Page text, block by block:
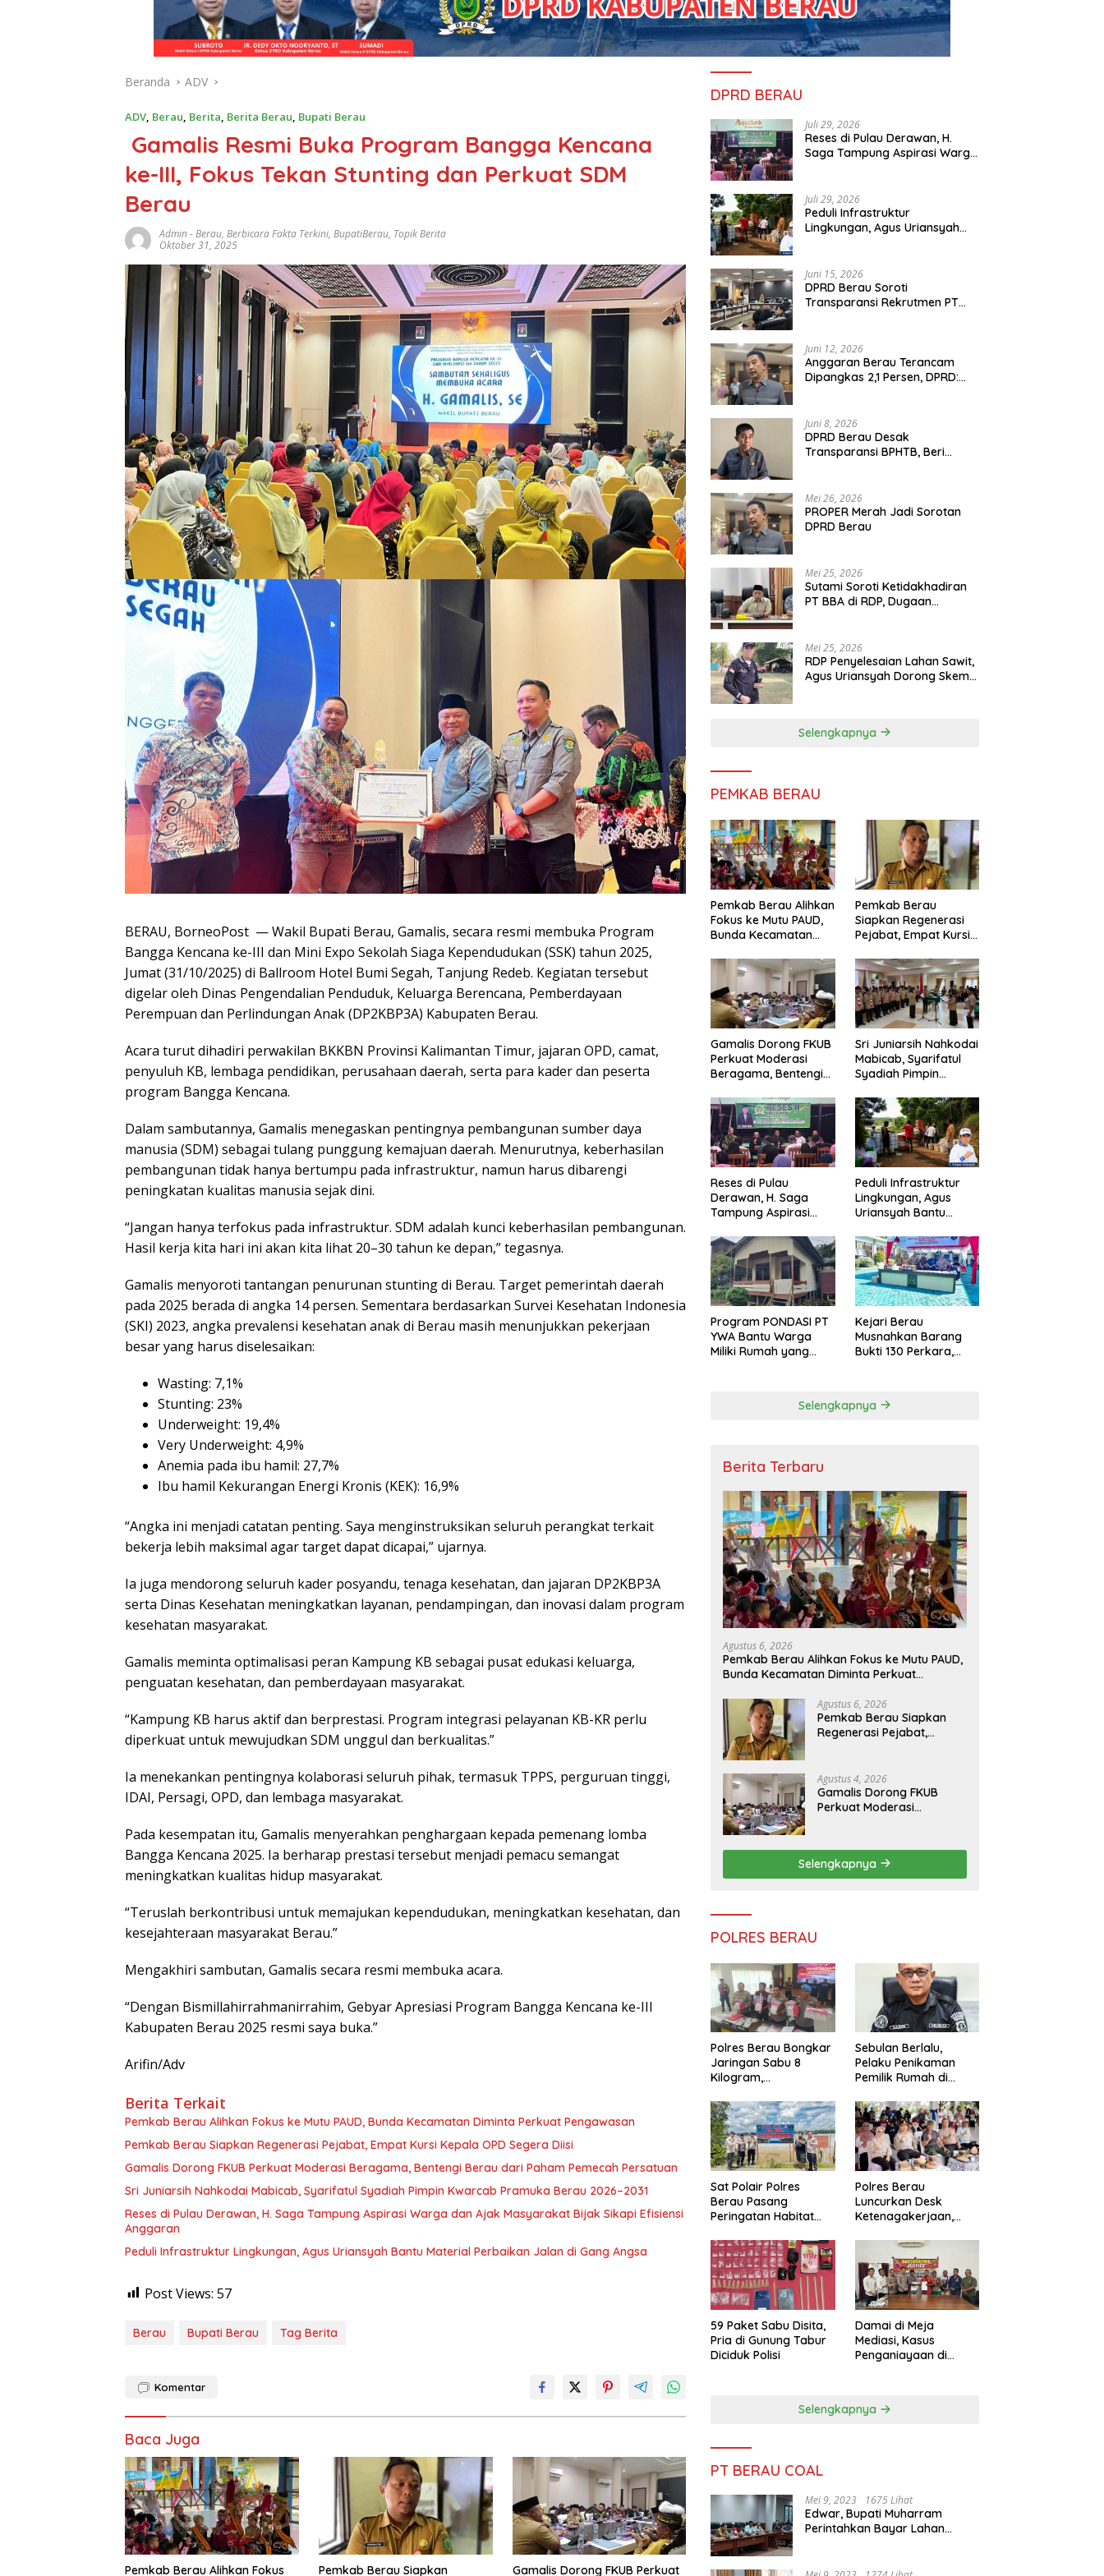
Beranda ADV
ADV, Berau, Berita, Berita Berau, Bupati Berau
Gamalis Resmi Buka Program Bangga Kencana
ke-III, Fokus Tekan Stunting dan Perkuat SDM
Berau
Admin-Berau, Berbicara Fakta Terkini, BupatiBerau, Topik Berita
Oktober 31, 2025
BERAU, BorneoPost — Wakil Bupati Berau, Gamalis, secara resmi membuka Program
Bangga Kencana ke-III dan Mini Expo Sekolah Siaga Kependudukan (SSK) tahun 2025,
Jumat (31/10/2025) di Ballroom Hotel Bumi Segah, Tanjung Redeb. Kegiatan tersebut
digelar oleh Dinas Pengendalian Penduduk, Keluarga Berencana, Pemberdayaan
Perempuan dan Perlindungan Anak (DP2KBP3A) Kabupaten Berau.
Acara turut dihadiri perwakilan BKKBN Provinsi Kalimantan Timur, jajaran OPD, camat,
penyuluh KB, lembaga pendidikan, perusahaan daerah, serta para kader dan peserta
program Bangga Kencana.
Dalam sambutannya, Gamalis menegaskan pentingnya pembangunan sumber daya
manusia (SDM) sebagai tulang punggung kemajuan daerah. Menurutnya, keberhasilan
pembangunan tidak hanya bertumpu pada infrastruktur, namun harus dibarengi
peningkatan kualitas manusia sejak dini.
“Jangan hanya terfokus pada infrastruktur. SDM adalah kunci keberhasilan pembangunan.
Hasil kerja kita hari ini akan kita lihat 20–30 tahun ke depan,” tegasnya.
Gamalis menyoroti tantangan penurunan stunting di Berau. Target pemerintah daerah
pada 2025 berada di angka 14 persen. Sementara berdasarkan Survei Kesehatan Indonesia
(SKI) 2023, angka prevalensi kesehatan anak di Berau masih menunjukkan pekerjaan
besar yang harus diselesaikan:
Wasting: 7,1%
Stunting: 23%
Underweight: 19,4%
Very Underweight: 4,9%
Anemia pada ibu hamil: 27,7%
Ibu hamil Kekurangan Energi Kronis (KEK): 16,9%
“Angka ini menjadi catatan penting. Saya menginstruksikan seluruh perangkat terkait
bekerja lebih maksimal agar target dapat dicapai,” ujarnya.
Ia juga mendorong seluruh kader posyandu, tenaga kesehatan, dan jajaran DP2KBP3A
serta Dinas Kesehatan meningkatkan layanan, pendampingan, dan inovasi dalam program
kesehatan masyarakat.
Gamalis meminta optimalisasi peran Kampung KB sebagai pusat edukasi keluarga,
penguatan kesehatan, dan pemberdayaan masyarakat.
“Kampung KB harus aktif dan berprestasi. Program integrasi pelayanan KB-KR perlu
diperkuat untuk mewujudkan SDM unggul dan berkualitas.”
Ia menekankan pentingnya kolaborasi seluruh pihak, termasuk TPPS, perguruan tinggi,
IDAI, Persagi, OPD, dan lembaga masyarakat.
Pada kesempatan itu, Gamalis menyerahkan penghargaan kepada pemenang lomba
Bangga Kencana 2025. Ia berharap prestasi tersebut menjadi pemacu semangat
meningkatkan kualitas hidup masyarakat.
“Teruslah berkontribusi untuk memajukan kependudukan, meningkatkan kesehatan, dan
kesejahteraan masyarakat Berau.”
Mengakhiri sambutan, Gamalis secara resmi membuka acara.
“Dengan Bismillahirrahmanirrahim, Gebyar Apresiasi Program Bangga Kencana ke-III
Kabupaten Berau 2025 resmi saya buka.”
Arifin/Adv
Berita Terkait
Pemkab Berau Alihkan Fokus ke Mutu PAUD, Bunda Kecamatan Diminta Perkuat Pengawasan
Pemkab Berau Siapkan Regenerasi Pejabat, Empat Kursi Kepala OPD Segera Diisi
Gamalis Dorong FKUB Perkuat Moderasi Beragama, Bentengi Berau dari Paham Pemecah Persatuan
Sri Juniarsih Nahkodai Mabicab, Syarifatul Syadiah Pimpin Kwarcab Pramuka Berau 2026–2031
Reses di Pulau Derawan, H. Saga Tampung Aspirasi Warga dan Ajak Masyarakat Bijak Sikapi Efisiensi
Anggaran
Peduli Infrastruktur Lingkungan, Agus Uriansyah Bantu Material Perbaikan Jalan di Gang Angsa
Post Views: 57
Berau Bupati Berau Tag Berita
Komentar
Baca Juga
Pemkab Berau Alihkan Fokus Pemkab Berau Siapkan Gamalis Dorong FKUB Perkuat
DPRD BERAU
Juli 29, 2026
Reses di Pulau Derawan, H.
Saga Tampung Aspirasi Warga
Juli 29, 2026
Peduli Infrastruktur
Lingkungan, Agus Uriansyah
Juni 15, 2026
DPRD Berau Soroti
Transparansi Rekrutmen PT
Juni 12, 2026
Anggaran Berau Terancam
Dipangkas 2,1 Persen, DPRD:
Juni 8, 2026
DPRD Berau Desak
Transparansi BPHTB, Beri
Mei 26, 2026
PROPER Merah Jadi Sorotan
DPRD Berau
Mei 25, 2026
Sutami Soroti Ketidakhadiran
PT BBA di RDP, Dugaan
Mei 25, 2026
RDP Penyelesaian Lahan Sawit,
Agus Uriansyah Dorong Skema
Selengkapnya
PEMKAB BERAU
Pemkab Berau Alihkan
Fokus ke Mutu PAUD,
Bunda Kecamatan
Pengawasan
Pemkab Berau
Siapkan Regenerasi
Pejabat, Empat Kursi
Diisi
Gamalis Dorong FKUB
Perkuat Moderasi
Beragama, Bentengi
Pemecah Persatuan
Sri Juniarsih Nahkodai
Mabicab, Syarifatul
Syadiah Pimpin
Berau 2026–2031
Reses di Pulau
Derawan, H. Saga
Tampung Aspirasi
Masyarakat Bijak
Sikapi Efisiensi
Anggaran
Peduli Infrastruktur
Lingkungan, Agus
Uriansyah Bantu
Jalan di Gang Angsa
Program PONDASI PT
YWA Bantu Warga
Miliki Rumah yang
Kejari Berau
Musnahkan Barang
Bukti 130 Perkara,
Selengkapnya
Berita Terbaru
Agustus 6, 2026
Pemkab Berau Alihkan Fokus ke Mutu PAUD,
Bunda Kecamatan Diminta Perkuat
Agustus 6, 2026
Pemkab Berau Siapkan
Regenerasi Pejabat,
Agustus 4, 2026
Gamalis Dorong FKUB
Perkuat Moderasi
Persatuan
Selengkapnya
POLRES BERAU
Polres Berau Bongkar
Jaringan Sabu 8
Kilogram,
dari Dalam Lapas
Tarakan
Sebulan Berlalu,
Pelaku Penikaman
Pemilik Rumah di
Diburu Polisi
Sat Polair Polres
Berau Pasang
Peringatan Habitat
Polres Berau
Luncurkan Desk
Ketenagakerjaan,
Didorong Tuntas
Lewat Mediasi
59 Paket Sabu Disita,
Pria di Gunung Tabur
Diciduk Polisi
Damai di Meja
Mediasi, Kasus
Penganiayaan di
Selengkapnya
PT BERAU COAL
Mei 9, 2023 1675 Lihat
Edwar, Bupati Muharram
Perintahkan Bayar Lahan